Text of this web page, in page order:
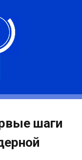
шаги